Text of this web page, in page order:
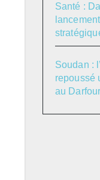
Santé :
Soudan :
repoussé
au